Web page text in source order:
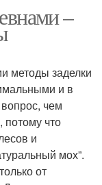
–
методы заделки
и в
чем
потому что
и
мох”.
от